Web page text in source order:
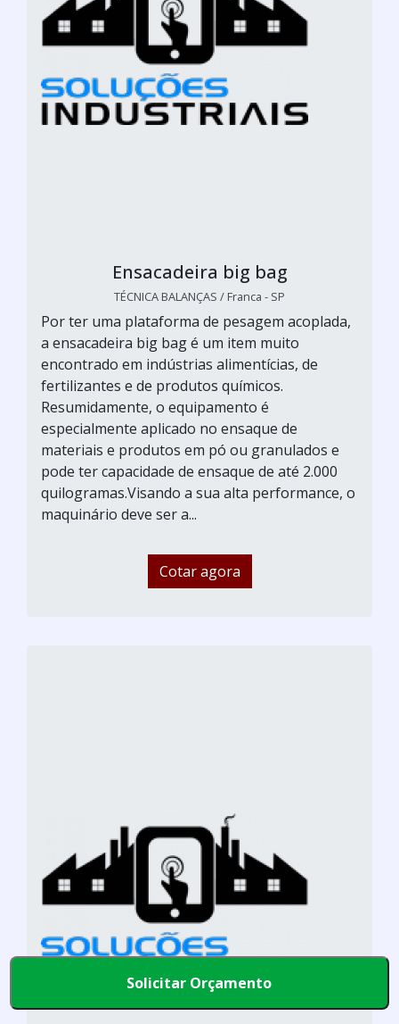
Ensacadeira big bag
TÉCNICA BALANÇAS / Franca - SP
Por ter uma plataforma de pesagem acoplada,
a ensacadeira big bag é um item muito
encontrado em indústrias alimentícias, de
fertilizantes e de produtos químicos.
Resumidamente, o equipamento é
especialmente aplicado no ensaque de
materiais e produtos em pó ou granulados e
pode ter capacidade de ensaque de até 2.000
quilogramas.Visando a sua alta performance, o
maquinário deve ser a...
Cotar agora
Solicitar Orçamento